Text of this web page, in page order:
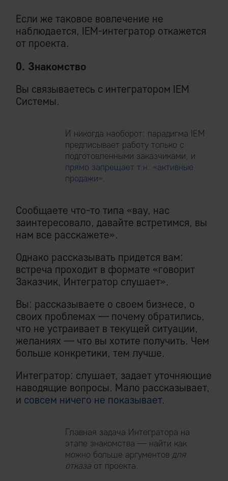
Если же таковое вовлечение не
наблюдается, IEM-интегратор откажется
от проекта.
0. Знакомство
Вы связываетесь с интегратором IEM
Системы.
И никогда наоборот: парадигма IEM
предписывает работу только с
подготовленными заказчиками, и
прямо запрещает т.н. «активные
продажи».
Сообщаете что-то типа «вау, нас
заинтересовало, давайте встретимся, вы
нам все расскажете».
Однако рассказывать придется вам:
встреча проходит в формате «говорит
Заказчик, Интегратор слушает».
Вы: рассказываете о своем бизнесе, о
своих проблемах — почему обратились,
что не устраивает в текущей ситуации,
желаниях — что вы хотите получить. Чем
больше конкретики, тем лучше.
Интегратор: слушает, задает уточняющие
наводящие вопросы. Мало рассказывает,
и совсем ничего не показывает.
Главная задача Интегратора на
этапе знакомства — найти как
можно больше аргументов для
отказаот проекта.